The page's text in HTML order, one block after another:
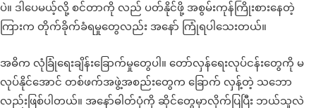
ပဲ။ ဒါပေမယ့်လို့ စင်တာကို လည် ပတ်နိုင်ဖို့ အစွမ်းကုန်ကြိုးစားနေတဲ့
ကြားက တိုက်ခိုက်ခံရမှုတွေလည်း အနော် ကြုံရပါသေးတယ်။
အဓိက လုံခြုံရေးချိန်းခြောက်မှုတွေပါ။ တော်လှန်ရေးလုပ်ငန်းတွေကို မ
လုပ်နိုင်အောင် တစ်ဖက်အဖွဲ့အစည်းတွေက ခြောက် လှန့်တဲ့ သဘော
လည်းဖြစ်ပါတယ်။ အနော်ဓါတ်ပုံကို ဆိုင်တွေမှာလိုက်ပြပြီး ဘယ်သူလဲ